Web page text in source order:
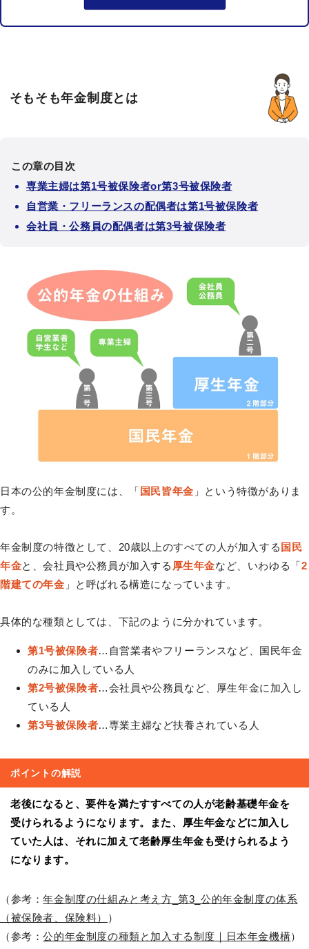
そもそも年金制度とは
この章の目次
専業主婦は第1号被保険者or第3号被保険者
自営業・フリーランスの配偶者は第1号被保険者
会社員・公務員の配偶者は第3号被保険者
日本の公的年金制度には、「 国民皆年金 」という特徴がありま
す。
年金制度の特徴として、20歳以上のすべての人が加入する 国民
年金と、会社員や公務員が加入する 厚生年金など、いわゆる「2
階建ての年金 」と呼ばれる構造になっています。
具体的な種類としては、下記のように分かれています。
第1号被保険者…自営業者やフリーランスなど、国民年金
のみに加入している人
第2号被保険者…会社員や公務員など、厚生年金に加入し
ている人
第3号被保険者…専業主婦など扶養されている人
ポイントの解説
老後になると、要件を満たすすべての人が老齢基礎年金を
受けられるようになります。また、厚生年金などに加入し
ていた人は、それに加えて老齢厚生年金も受けられるよう
になります。
（参考：年金制度の仕組みと考え方_第3_公的年金制度の体系
（被保険者、保険料）
）
（参考：公的年金制度の種類と加入する制度｜日本年金機構）